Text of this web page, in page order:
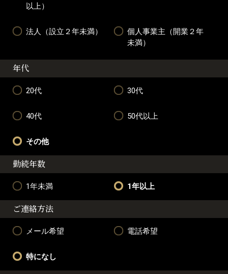
以上）
法人（設立２年未満）
個人事業主（開業２年
未満）
年代
20代 30代
40代 50代以上
その他
勤続年数
1年未満 1年以上
ご連絡方法
メール希望 電話希望
特になし